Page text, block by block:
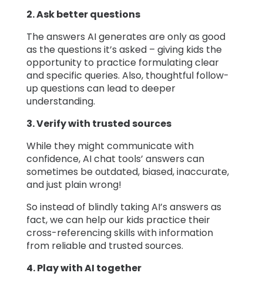
2. Ask better questions
The answers AI generates are only as good
as the questions it’s asked – giving kids the
opportunity to practice formulating clear
and specific queries. Also, thoughtful follow-
up questions can lead to deeper
understanding.
3. Verify with trusted sources
While they might communicate with
confidence, AI chat tools’ answers can
sometimes be outdated, biased, inaccurate,
and just plain wrong!
So instead of blindly taking AI’s answers as
fact, we can help our kids practice their
cross-referencing skills with information
from reliable and trusted sources.
4. Play with AI together